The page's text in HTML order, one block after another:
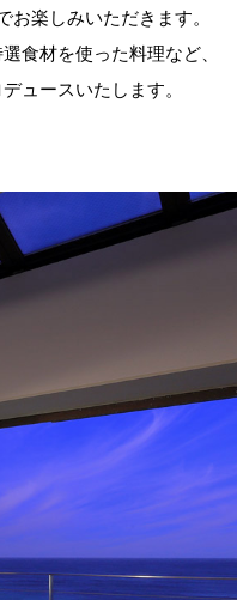
楽しみいただきます。
食材を使った料理など、
ュースいたします。